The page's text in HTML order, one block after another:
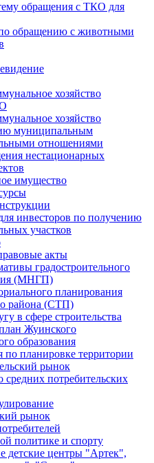
обращения с ТКО для
обращению с животными
хозяйство
хозяйство
муниципальным
отношениями
нестационарных
имущество
инвесторов по получению
участков
акты
градостроительного
(МНГП)
планирования
района (СТП)
в сфере строительства
Жуинского
образования
по планировке территории
рынок
потребительских
рынок
политике и спорту
детские центры "Артек",